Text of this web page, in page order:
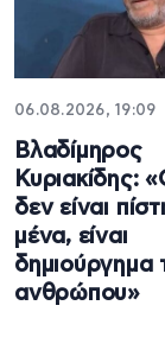
06.08.2026, 19:09
Βλαδίμηρος
Κυριακίδης:
δεν είναι
μένα, είναι
δημιούργημα
ανθρώπου»